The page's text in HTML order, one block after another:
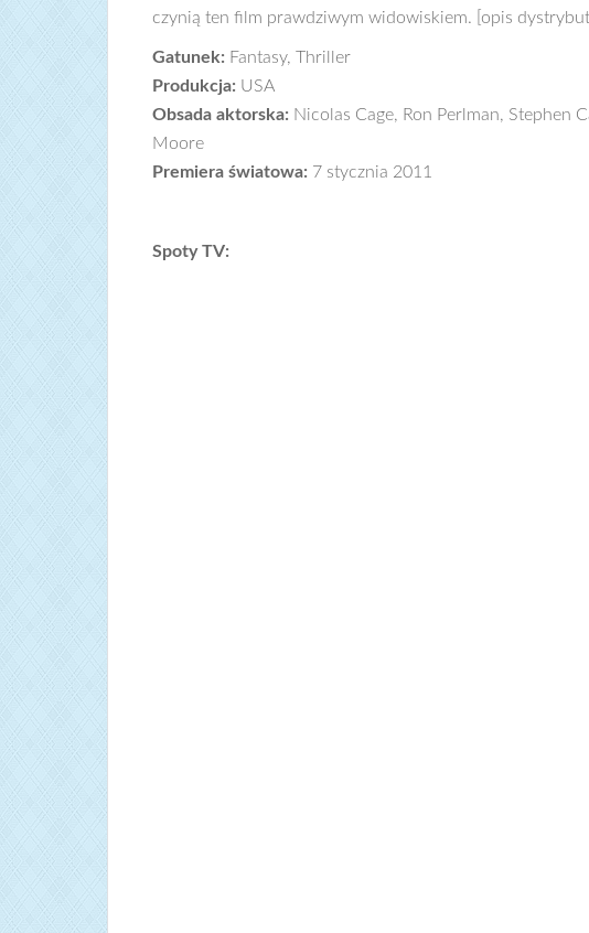
czynią ten film prawdziwym widowiskiem. [opis
Gatunek: Fantasy, Thriller
Produkcja: USA
Obsada aktorska: Nicolas Cage, Ron Perlman, Stephen
Moore
Premiera światowa: 7 stycznia 2011
Spoty TV: